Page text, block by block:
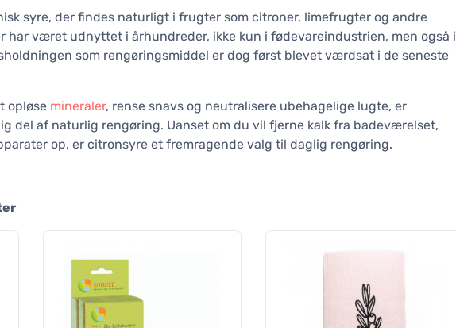
syre, der findes naturligt i frugter som citroner, limefrugter og andre
har været udnyttet i århundreder, ikke kun i fødevareindustrien, men også i
som rengøringsmiddel er dog først blevet værdsat i de seneste
opløse mineraler, rense snavs og neutralisere ubehagelige lugte, er
del af naturlig rengøring. Uanset om du vil fjerne kalk fra badeværelset,
op, er citronsyre et fremragende valg til daglig rengøring.